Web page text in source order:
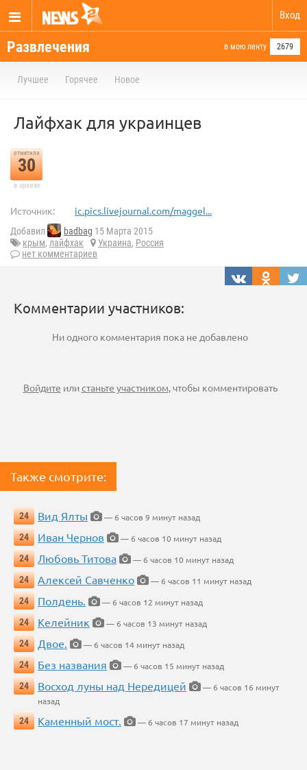
Вход
Развлечения в мою ленту 2679
Лучшее Горячее Новое
Лайфхак для украинцев
отметили
30
в архиве
Источник: ic.pics.livejournal.com/maggel...
Добавил badbag 15 Марта 2015
крым, лайфхак Украина, Россия
нет комментариев
Комментарии участников:
Ни одного комментария пока не добавлено
Войдите илистаньте участником, чтобы комментировать
Также смотрите:
24 Вид Ялты
— 6 часов 9 минут назад
24
Иван Чернов
— 6 часов 10 минут назад
24
Любовь Титова
— 6 часов 10 минут назад
24
Алексей Савченко
— 6 часов 11 минут назад
24
Полдень.
— 6 часов 12 минут назад
24
Келейник
— 6 часов 13 минут назад
24
Двое.
— 6 часов 14 минут назад
24
Без названия
— 6 часов 15 минут назад
24
Восход луны над Нередицей
— 6 часов 16 минут
назад
24
Каменный мост. — 6 часов 17 минут назад